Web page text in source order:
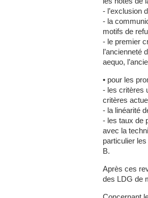
- l’exclusion
- la
motifs de
- le premier
aequo,
• pour les
- les critères
critères
- la linéarité
- les taux de
avec la
particulier
B.
Après ces
des LDG de